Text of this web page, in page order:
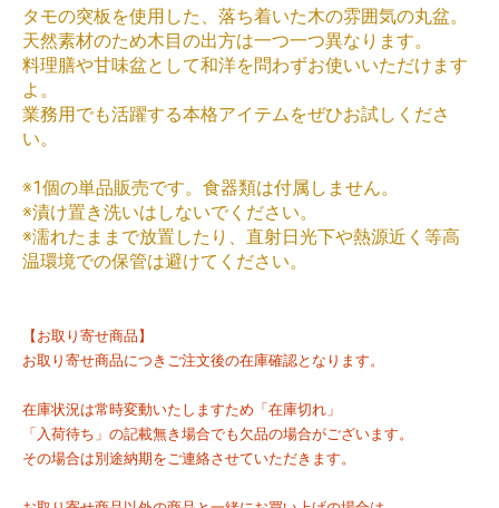
タモの突板を使用した、落ち着いた木の雰囲気の丸盆。
天然素材のため木目の出方は一つ一つ異なります。
料理膳や甘味盆として和洋を問わずお使いいただけます
よ。
業務用でも活躍する本格アイテムをぜひお試しくださ
い。
※1個の単品販売です。食器類は付属しません。
※漬け置き洗いはしないでください。
※濡れたままで放置したり、直射日光下や熱源近く等高
温環境での保管は避けてください。
【お取り寄せ商品】
お取り寄せ商品につきご注文後の在庫確認となります。
在庫状況は常時変動いたしますため「在庫切れ」
「入荷待ち」の記載無き場合でも欠品の場合がございます。
その場合は別途納期をご連絡させていただきます。